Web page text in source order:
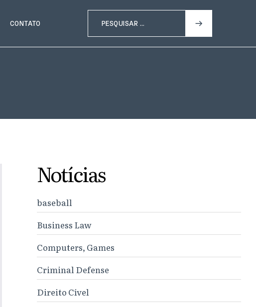
CONTATO
Notícias
baseball
Business Law
Computers, Games
Criminal Defense
Direito Cível